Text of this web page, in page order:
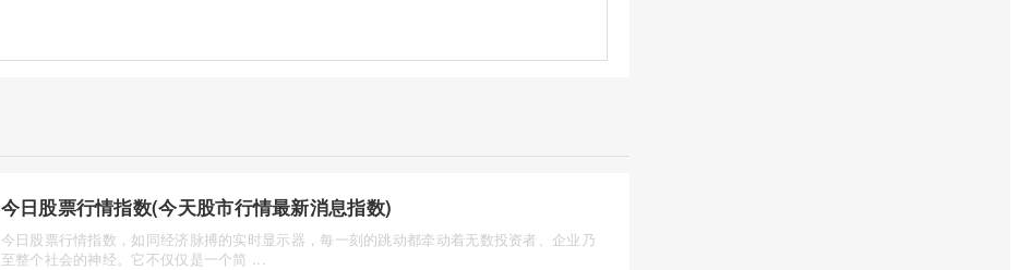
今日股票行情指数(今天股市行情最新消息指数)
今日股票行情指数，如同经济脉搏的实时显示器，每一刻的跳动都牵动着无数投资者、企业乃
至整个社会的神经。它不仅仅是一个简 ...